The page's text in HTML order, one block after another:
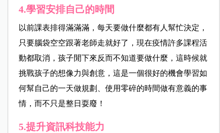
4.學習安排自己的時間
以前課表排得滿滿滿，每天要做什麼都有人幫忙決定，
只要腦袋空空跟著老師走就好了，現在疫情許多課程活
動都取消，孩子閒下來反而不知道要做什麼，這時候就
挑戰孩子的想像力與創意，這是一個很好的機會學習如
何幫自己的一天做規劃、使用零碎的時間做有意義的事
情，而不只是整日耍廢！
5.提升資訊科技能力